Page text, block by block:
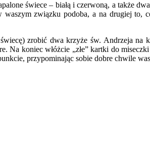
świece – białą i czerwoną, a także
związku podoba, a na drugiej
zrobić dwa krzyże św. Andrzeja
Na koniec włóżcie „złe” kartki do
przypominając sobie dobre chwile